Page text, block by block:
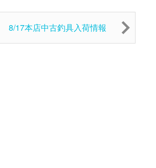
8/17本店中古釣具入荷情報